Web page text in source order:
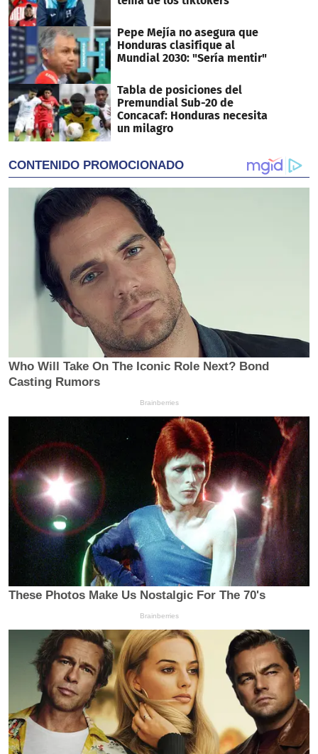
Pepe Mejía no asegura que
Honduras clasifique al
Mundial 2030: "Sería mentir"
Tabla de posiciones del
Premundial Sub-20 de
Concacaf: Honduras necesita
un milagro